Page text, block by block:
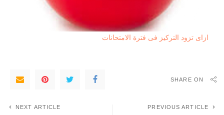
ازاى تزود التركيز فى فترة الامتحانات
SHARE ON
PREVIOUS ARTICLE
NEXT ARTICLE